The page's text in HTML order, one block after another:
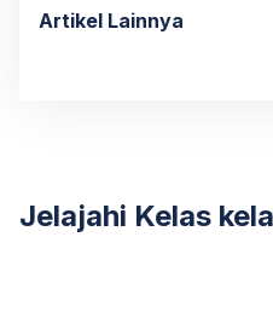
Artikel Lainnya
Jelajahi Kelas